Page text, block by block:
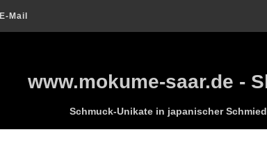
E-Mail
www.mokume-saar.de -
Schmuck-Unikate in japanischer